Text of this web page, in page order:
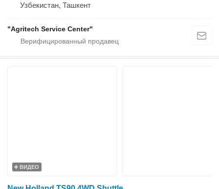
Узбекистан, Ташкент
"Agritech Service Center"
ВИДЕО